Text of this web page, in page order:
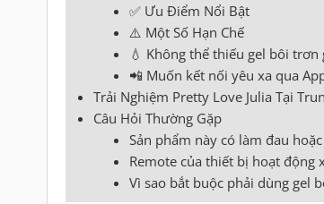
✅ Ưu Điểm Nổi Bật
⚠️ Một Số Hạn Chế
💧 Không thể thiếu gel bôi trơn
📲 Muốn kết nối yêu xa qua
Trải Nghiệm Pretty Love Julia Tại
Câu Hỏi Thường Gặp
Sản phẩm này có làm đau
Remote của thiết bị hoạt động
Vì sao bắt buộc phải dùng gel